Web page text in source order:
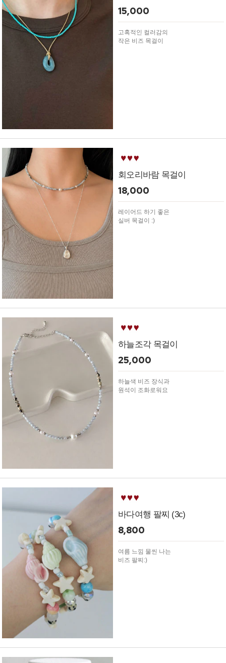
15,000
고혹적인 컬러감의
작은 비즈 목걸이
회오리바람 목걸이
18,000
레이어드 하기 좋은
실버 목걸이 :)
하늘조각 목걸이
25,000
하늘색 비즈 장식과
원석이 조화로워요
바다여행 팔찌 (3c)
8,800
여름 느낌 물씬 나는
비즈 팔찌:)